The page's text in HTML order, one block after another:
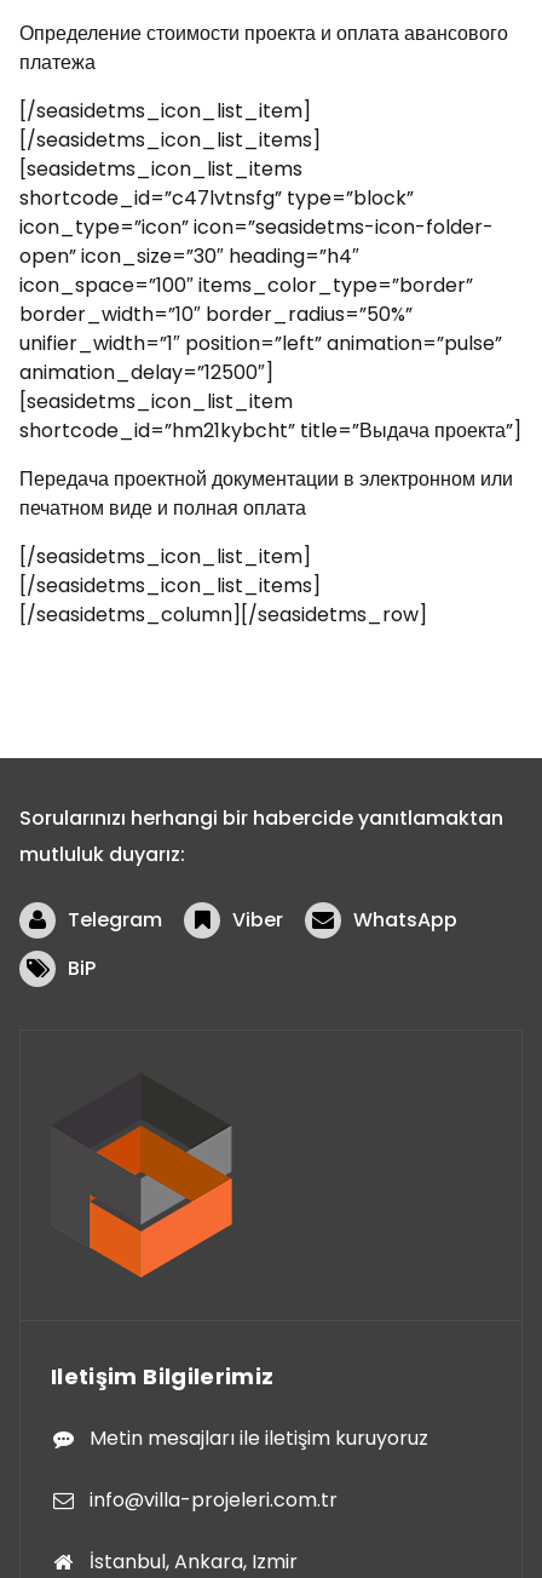
Определение стоимости проекта и оплата авансового
платежа
[/seasidetms_icon_list_item]
[/seasidetms_icon_list_items]
[seasidetms_icon_list_items
shortcode_id=”c47lvtnsfg” type=”block”
icon_type=”icon” icon=”seasidetms-icon-folder-
open” icon_size=”30″ heading=”h4″
icon_space=”100″ items_color_type=”border”
border_width=”10″ border_radius=”50%”
unifier_width=”1″ position=”left” animation=”pulse”
animation_delay=”12500″]
[seasidetms_icon_list_item
shortcode_id=”hm21kybcht” title=”Выдача проекта”]
Передача проектной документации в электронном или
печатном виде и полная оплата
[/seasidetms_icon_list_item]
[/seasidetms_icon_list_items]
[/seasidetms_column][/seasidetms_row]
Sorularınızı herhangi bir habercide yanıtlamaktan
mutluluk duyarız:
Telegram Viber
WhatsApp
BiP
Iletişim Bilgilerimiz
Metin mesajları ile iletişim kuruyoruz
info@villa-projeleri.com.tr
İstanbul, Ankara, Izmir